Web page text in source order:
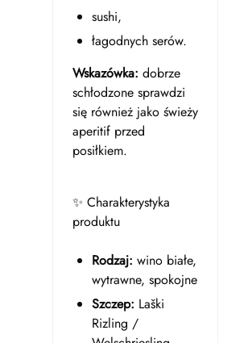
sushi,
łagodnych serów.
Wskazówka: dobrze
schłodzone sprawdzi
się również jako świeży
aperitif przed
posiłkiem.
✨ Charakterystyka
produktu
Rodzaj: wino białe,
wytrawne, spokojne
Szczep: Laški
Rizling /